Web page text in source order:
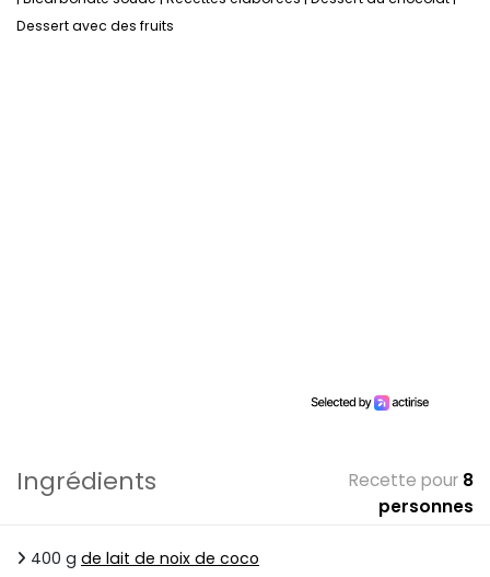
Dessert avec des fruits
Ingrédients Recette pour 8
personnes
400 g de lait de noix de coco